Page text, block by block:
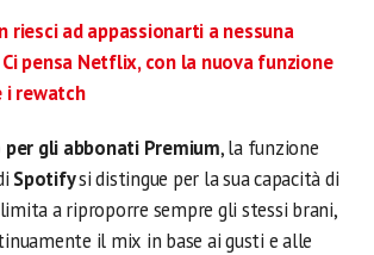
riesci ad appassionarti a nessuna
pensa Netflix, con la nuova funzione
i rewatch
gli abbonati Premium, la funzione
Spotifysi distingue per la sua capacità di
a riproporre sempre gli stessi brani,
il mix in base ai gusti e alle